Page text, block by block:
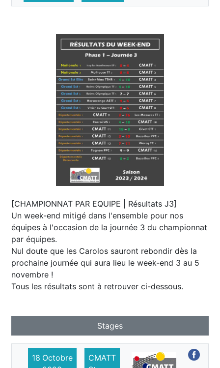
[CHAMPIONNAT PAR EQUIPE | Résultats J3]
Un week-end mitigé dans l'ensemble pour nos
équipes à l'occasion de la journée 3 du championnat
par équipes.
Nul doute que les Carolos sauront rebondir dès la
prochaine journée qui aura lieu le week-end 3 au 5
novembre !
Tous les résultats sont à retrouver ci-dessous.
Stages
18 Octobre
CMATT